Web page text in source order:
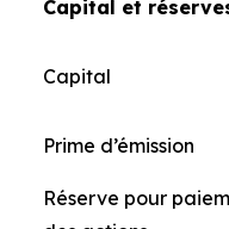
Capital et
Capital
Prime d’émission
Réserve pour